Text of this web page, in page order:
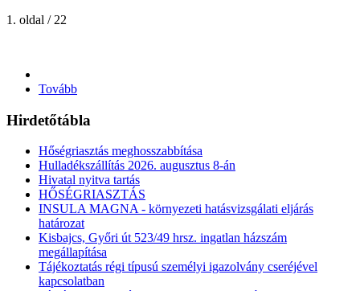
1. oldal / 22
Tovább
Hirdetőtábla
Hőségriasztás meghosszabbítása
Hulladékszállítás 2026. augusztus 8-án
Hivatal nyitva tartás
HŐSÉGRIASZTÁS
INSULA MAGNA - környezeti hatásvizsgálati eljárás
határozat
Kisbajcs, Győri út 523/49 hrsz. ingatlan házszám
megállapítása
Tájékoztatás régi típusú személyi igazolvány cseréjével
kapcsolatban